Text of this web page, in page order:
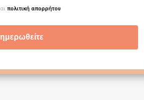
πολιτική απορρήτου